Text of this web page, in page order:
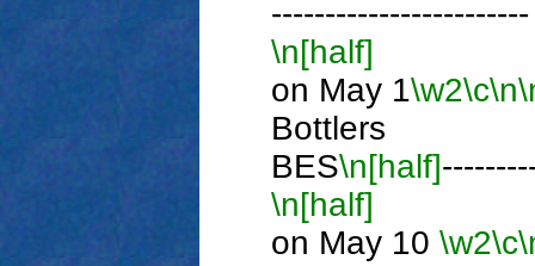
------------------------
\n[half]
on May 1\w2\c\n
Bottlers
BES\n[half]
\n[half]
on May 10 \w2\c